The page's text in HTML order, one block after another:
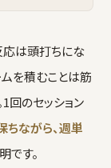
応は頭打ちにな
ムを積むことは筋
回のセッション
ちながら、週単
です。